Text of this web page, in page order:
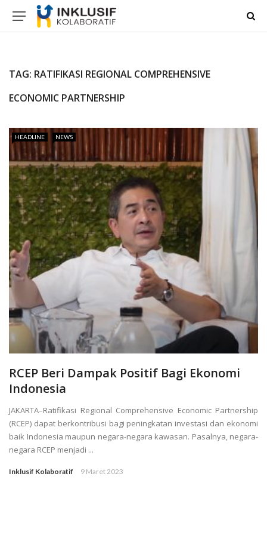
TAG: RATIFIKASI REGIONAL COMPREHENSIVE
ECONOMIC PARTNERSHIP
HEADLINE NEWS
RCEP Beri Dampak Positif Bagi Ekonomi
Indonesia
JAKARTA–Ratifikasi Regional Comprehensive Economic Partnership
(RCEP) dapat berkontribusi bagi peningkatan investasi dan ekonomi
baik Indonesia maupun negara-negara kawasan. Pasalnya, negara-
negara RCEP menjadi ...
Inklusif Kolaboratif 9 Maret 2023